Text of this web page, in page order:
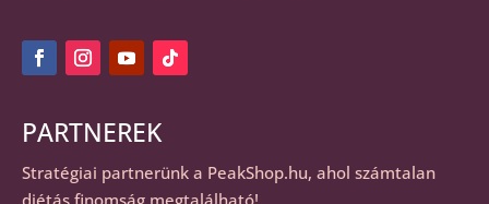
PARTNEREK
Stratégiai partnerünk a PeakShop.hu, ahol számtalan